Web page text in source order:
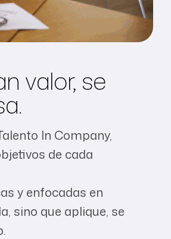
valor, se
In Company,
de cada
y enfocadas en
sino que aplique, se